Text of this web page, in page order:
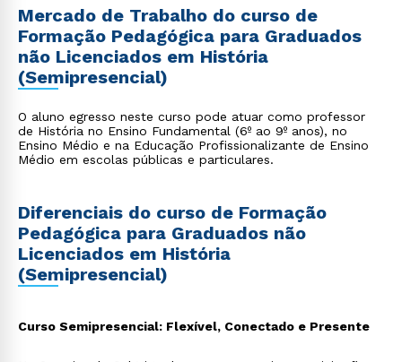
Mercado de Trabalho do curso de
Formação Pedagógica para Graduados
não Licenciados em História
(Semipresencial)
O aluno egresso neste curso pode atuar como professor
de História no Ensino Fundamental (6º ao 9º anos), no
Ensino Médio e na Educação Profissionalizante de Ensino
Médio em escolas públicas e particulares.
Diferenciais do curso de Formação
Pedagógica para Graduados não
Licenciados em História
(Semipresencial)
Curso Semipresencial: Flexível, Conectado e Presente